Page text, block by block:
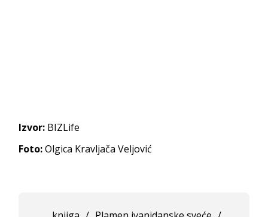
Izvor: BIZLife
Foto:Olgica Kravljača Veljović